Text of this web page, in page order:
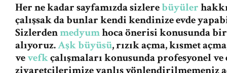
Her ne kadar sayfamızda sizlerebüyüler
çalışsak da bunlar kendi kendinize evde
Sizlerdenmedyumhoca önerisi konusunda
alıyoruz.Aşk büyüsü, rızık açma, kısmet
vevefkçalışmaları konusunda profesyonel
ziyaretçilerimize yanlış yönlendirilmemeniz